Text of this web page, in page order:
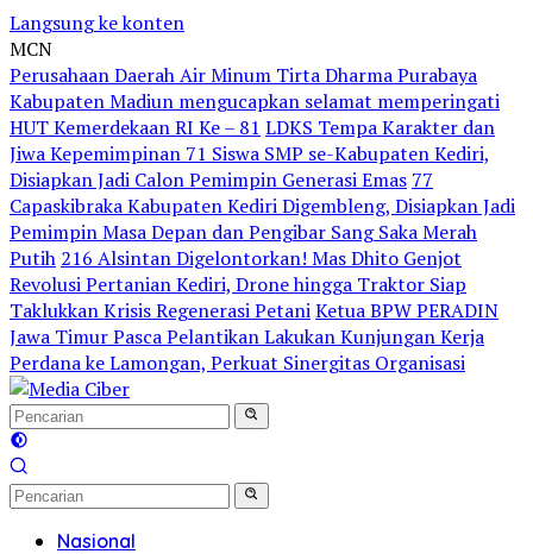
Langsung ke konten
MCN
Perusahaan Daerah Air Minum Tirta Dharma Purabaya
Kabupaten Madiun mengucapkan selamat memperingati
HUT Kemerdekaan RI Ke – 81 LDKS Tempa Karakter dan
Jiwa Kepemimpinan 71 Siswa SMP se-Kabupaten Kediri,
Disiapkan Jadi Calon Pemimpin Generasi Emas 77
Capaskibraka Kabupaten Kediri Digembleng, Disiapkan Jadi
Pemimpin Masa Depan dan Pengibar Sang Saka Merah
Putih 216 Alsintan Digelontorkan! Mas Dhito Genjot
Revolusi Pertanian Kediri, Drone hingga Traktor Siap
Taklukkan Krisis Regenerasi PetaniKetua BPW PERADIN
Jawa Timur Pasca Pelantikan Lakukan Kunjungan Kerja
Perdana ke Lamongan, Perkuat Sinergitas Organisasi
Nasional